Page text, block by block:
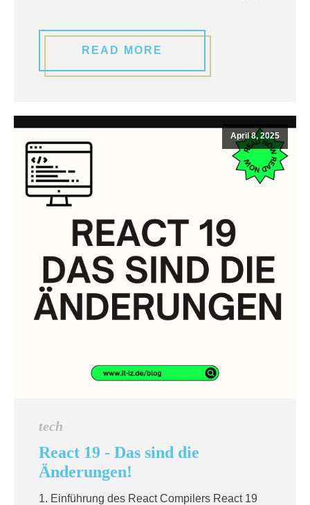
READ MORE
April 8, 2025
tech
React 19 - Das sind die
Änderungen!
1. Einführung des React Compilers React 19